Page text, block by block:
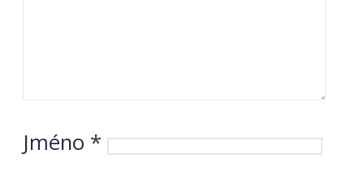
Jméno *